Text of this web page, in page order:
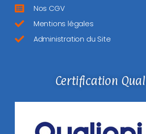
Nos CGV
Mentions légales
Administration du Site
Certification